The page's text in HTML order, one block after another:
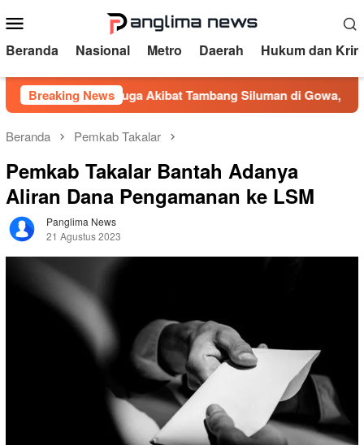
ke
kontenMobile
Beranda Nasional Metro Daerah Hukum dan
Breaking News
Diduga Akibat Tambang Siluman di Gowa, PRI Desak
Beranda Pemkab Takalar
Pemkab Takalar Bantah Adanya
Aliran Dana Pengamanan ke LSM
Panglima News
21 Agustus 2023